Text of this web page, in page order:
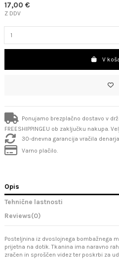
17,00 €
Z DDV
V
Ponujamo brezplačno dostavo v
FREESHIPPINGEU ob zaključku nakupa.
30-dnevna garancija vračila
Varno plačilo.
Opis
Tehnične lastnosti
Reviews(0)
Posteljnina iz dvoslojnega bombažnega
prijetna na dotik. Tkanina ima naravno
zračen in sproščen videz ter poskrbi za